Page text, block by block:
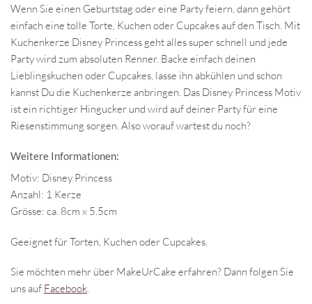
Wenn Sie einen Geburtstag oder eine Party feiern, dann gehört
einfach eine tolle Torte, Kuchen oder Cupcakes auf den Tisch. Mit
Kuchenkerze Disney Princess geht alles super schnell und jede
Party wird zum absoluten Renner. Backe einfach deinen
Lieblingskuchen oder Cupcakes, lasse ihn abkühlen und schon
kannst Du die Kuchenkerze anbringen. Das Disney Princess Motiv
ist ein richtiger Hingucker und wird auf deiner Party für eine
Riesenstimmung sorgen. Also worauf wartest du noch?
Weitere Informationen:
Motiv: Disney Princess
Anzahl: 1 Kerze
Grösse: ca. 8cm x 5.5cm
Geeignet für Torten, Kuchen oder Cupcakes.
Sie möchten mehr über MakeUrCake erfahren? Dann folgen Sie
uns auf Facebook.